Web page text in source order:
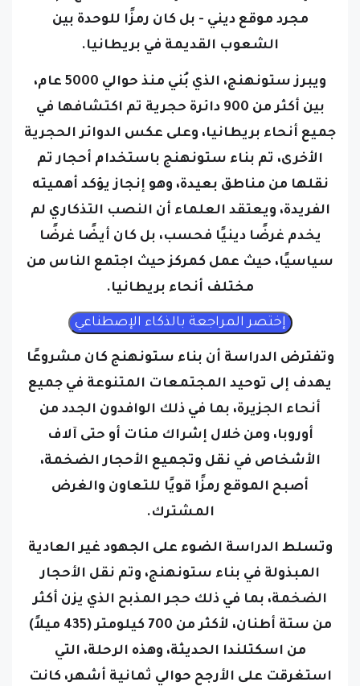
الشعوب القديمة في بريطانيا.
بين أكثر من 900 دائرة حجرية تم اكتشافها في
جميع أنحاء بريطانيا، وعلى عكس الدوائر الحجرية
الأخرى، تم بناء ستونهنج باستخدام أحجار تم
نقلها من مناطق بعيدة، وهو إنجاز يؤكد أهميته
الفريدة، ويعتقد العلماء أن النصب التذكاري لم
يخدم غرضًا دينيًا فحسب، بل كان أيضًا غرضًا
سياسيًا، حيث عمل كمركز حيث اجتمع الناس من
مختلف أنحاء بريطانيا.
وتفترض الدراسة أن بناء ستونهنج كان مشروعًا
يهدف إلى توحيد المجتمعات المتنوعة في جميع
أنحاء الجزيرة، بما في ذلك الوافدون الجدد من
أوروبا، ومن خلال إشراك مئات أو حتى آلاف
الأشخاص في نقل وتجميع الأحجار الضخمة،
أصبح الموقع رمزًا قويًا للتعاون والغرض
المشترك.
وتسلط الدراسة الضوء على الجهود غير العادية
المبذولة في بناء ستونهنج، وتم نقل الأحجار
الضخمة، بما في ذلك حجر المذبح الذي يزن أكثر
من ستة أطنان، لأكثر من 700 كيلومتر (435 ميلاً)
من اسكتلندا الحديثة، وهذه الرحلة، التي
استغرقت على الأرجح حوالي ثمانية أشهر، كانت
لتشكل تحديًا هائلاً للمجتمعات القديمة، ولم